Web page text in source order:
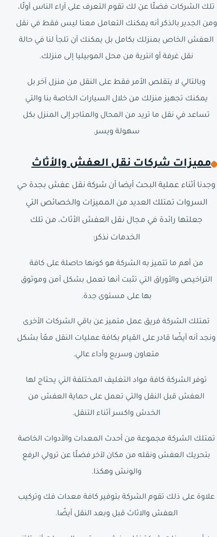
تلك الشركات فضلًا عن لك تقوم التعرف على آراء الناس أولًا،
ومن الجدير بالذكر أنه يمكنك التعامل معنا ليس فقط في نقل
العفش الخاص بمنزلك بكامل بل يمكنك أن تلجأ لنا في حالة
نقل غرفة أو انترية من محل الموبيليا إلى منزلك.
وبالتالي لا يتقلص الأمر فقط على النقل من منزل آخر بل
يمكنك تجهيز منزلك من خلال السيارات الخاصة بنا والتي
تساعد في نقل ما تريد من المحال والمتاجر إلى المنزل بكل
سهولة ويسر.
مميزات شركات نقل العفش والأثاث
وجدنا أثناء عملية البحث أيضا أن شركة نقل عفش بجدة حي
السروات تمتلك العديد من المميزات والخصائص التي
جعلتها رائدة في مجال نقل العفش الأثاث، من تلك
الخدمات نذكر:
من أهم ما تتميز به الشركة هو كونها حاصلة على كافة
التراخيص والأوراق التي تثبت أنها تعمل بشكل آمن وموثوق
بها على مستوى جدة.
تمتلك الشركة فريق عمل متميز عن باقي الشركات الأخرى
ونجد أنه أيضًا قادر على القيام بكافة عمليات النقل معًأ بشكل
متعاون وسريع وأداء عالي.
توفر الشركة كافة مواد التغليف المختلفة التي يحتاج لها
العفش قبل النقل والتي تعمل على حماية العفش من
الخدش واكسر أثناء التنقل.
تمتلك الشركة مجموعة من أحدث المعدات والأدوات الخاصة
بتحريك العفش ونقله من مكان لآخر فضلًا عن ترولي الرفع
والونش وهكذا.
علاوة على ذلك تقوم الشركة بتوفير كافة معدات فك وتركيب
العفش والاثاث قبل وبعد النقل أيضًا.